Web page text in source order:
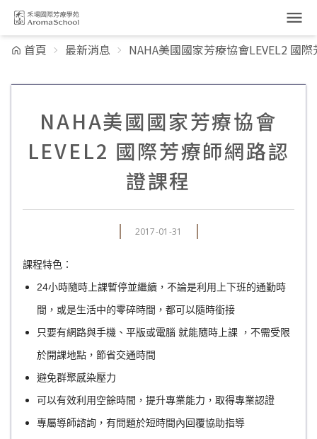
跳到主要內容
首頁 最新消息 NAHA美國國家芳療協會LEVEL2 國
NAHA美國國家芳療協會
LEVEL2 國際芳療師網路認
證課程
2017-01-31
課程特色：
24小時隨時上課暫停並繼續，不論是利用上下班的通勤時
間，或是生活中的零碎時間，都可以隨時銜接
只要有網路與手機、平版或電腦 就能隨時上課 ，不需受限
於開課地點，節省交通時間
避免群聚感染壓力
可以有效利用空餘時間，提升專業能力，取得專業認證
專屬導師諮詢，有問題於短時間內回覆協助指導